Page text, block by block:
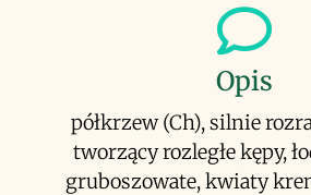
Opis
półkrzew (Ch), silnie
tworzący rozległe kępy,
gruboszowate, kwiaty